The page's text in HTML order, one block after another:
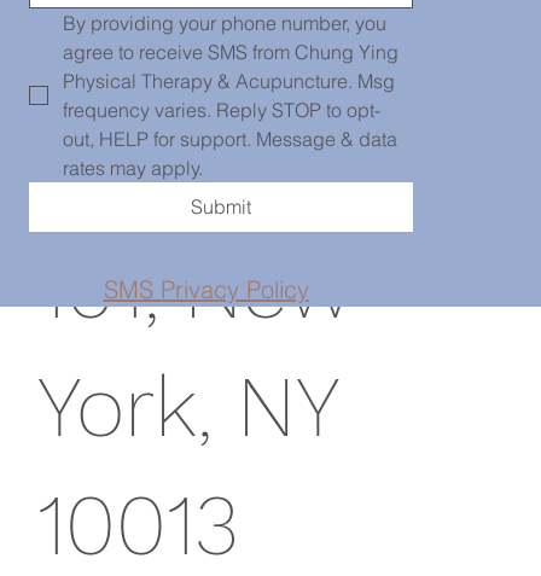
139 Centre
Street, PH
101, New
York, NY
10013
SMS Privacy Policy
By providing your phone number, you
agree to receive SMS from Chung Ying
Physical Therapy & Acupuncture. Msg
frequency varies. Reply STOP to opt-
out, HELP for support. Message & data
rates may apply.
Submit